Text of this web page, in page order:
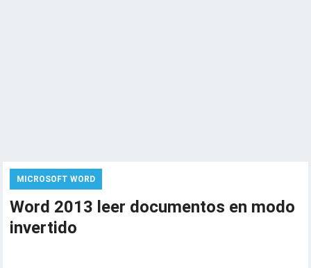
MICROSOFT WORD
Word 2013 leer documentos en modo
invertido